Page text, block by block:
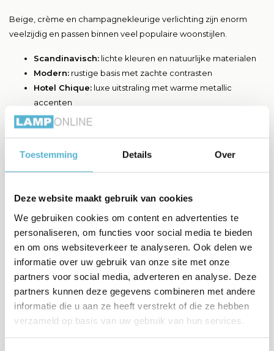
Toestemming Details Over
Deze website maakt gebruik van cookies
We gebruiken cookies om content en advertenties te
personaliseren, om functies voor social media te bieden
en om ons websiteverkeer te analyseren. Ook delen we
informatie over uw gebruik van onze site met onze
partners voor social media, adverteren en analyse. Deze
partners kunnen deze gegevens combineren met andere
informatie die u aan ze heeft verstrekt of die ze hebben
verzameld op basis van uw gebruik van hun services.
Beige, crème en champagnekleurige verlichting zijn enorm
veelzijdig en passen binnen veel populaire woonstijlen.
Scandinavisch: lichte kleuren en natuurlijke materialen
Modern: rustige basis met zachte contrasten
Hotel Chique: luxe uitstraling met warme metallic
accenten
Japandi:minimalistisch en warm tegelijk
Landelijk:
Doordat deze kleuren tijdloos zijn, blijven ze jarenlang mooi
binnen het interieur en raken ze minder snel uit de mode dan
Waar gebruik je beige, crème en
champagnekleurige verlichting?
Deze kleuren zijn breed toepasbaar in huis en zorgen vrijwel
overal voor een warme uitstraling.
In de woonkamer:voor rust en sfeervolle verlichting
In de slaapkamer: zacht licht voor ontspanning
Boven de eettafel:warme uitstraling tijdens diners
In de hal:stijlvolle eerste indruk